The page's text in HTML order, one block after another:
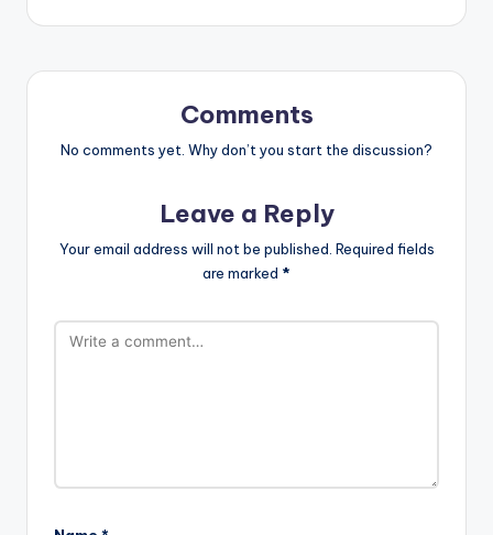
Comments
No comments yet. Why don’t you start the discussion?
Leave a Reply
Your email address will not be published. Required fields
are marked *